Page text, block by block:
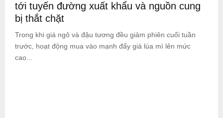
tới tuyến đường xuất khẩu và nguồn cung
bị thắt chặt
Trong khi giá ngô và đậu tương đều giảm phiên cuối tuần
trước, hoạt động mua vào mạnh đẩy giá lúa mì lên mức
cao...